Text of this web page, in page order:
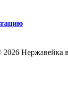
Нержавейка